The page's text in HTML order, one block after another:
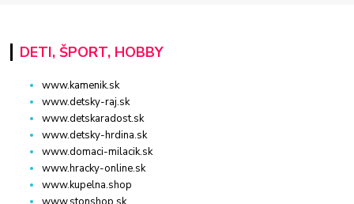
DETI, ŠPORT, HOBBY
www.kamenik.sk
www.detsky-raj.sk
www.detskaradost.sk
www.detsky-hrdina.sk
www.domaci-milacik.sk
www.hracky-online.sk
www.kupelna.shop